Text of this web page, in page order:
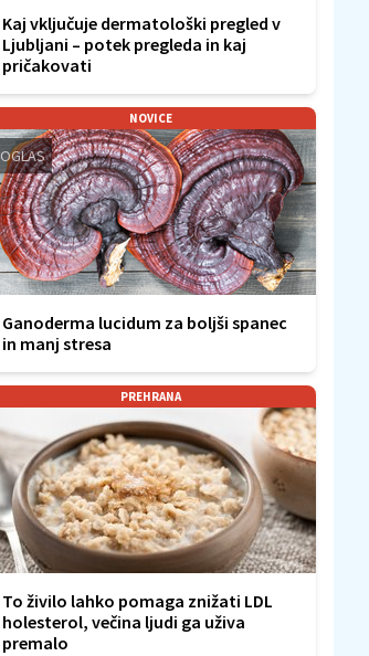
Kaj vključuje dermatološki pregled v
Ljubljani – potek pregleda in kaj
pričakovati
NOVICE
OGLAS
Ganoderma lucidum za boljši spanec
in manj stresa
PREHRANA
To živilo lahko pomaga znižati LDL
holesterol, večina ljudi ga uživa
premalo